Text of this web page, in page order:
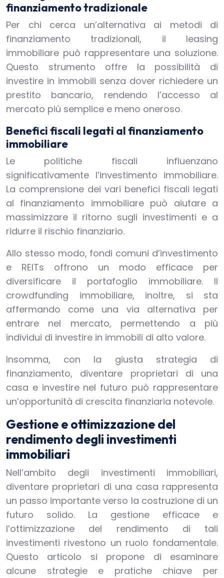
finanziamento tradizionale
Per chi cerca un’alternativa ai metodi di
finanziamento tradizionali, il leasing
immobiliare può rappresentare una soluzione.
Questo strumento offre la possibilità di
investire in immobili senza dover richiedere un
prestito bancario, rendendo l’accesso al
mercato più semplice e meno oneroso.
Benefici fiscali legati al finanziamento
immobiliare
Le politiche fiscali influenzano
significativamente l’investimento immobiliare.
La comprensione dei vari benefici fiscali legati
al finanziamento immobiliare può aiutare a
massimizzare il ritorno sugli investimenti e a
ridurre il rischio finanziario.
Allo stesso modo, fondi comuni d’investimento
e REITs offrono un modo efficace per
diversificare il portafoglio immobiliare. Il
crowdfunding immobiliare, inoltre, si sta
affermando come una via alternativa per
entrare nel mercato, permettendo a più
individui di investire in immobili di alto valore.
Insomma, con la giusta strategia di
finanziamento, diventare proprietari di una
casa e investire nel futuro può rappresentare
un’opportunità di crescita finanziaria notevole.
Gestione e ottimizzazione del
rendimento degli investimenti
immobiliari
Nell’ambito degli investimenti immobiliari,
diventare proprietari di una casa rappresenta
un passo importante verso la costruzione di un
futuro solido. La gestione efficace e
l’ottimizzazione del rendimento di tali
investimenti rivestono un ruolo fondamentale.
Questo articolo si propone di esaminare
alcune strategie e pratiche chiave per